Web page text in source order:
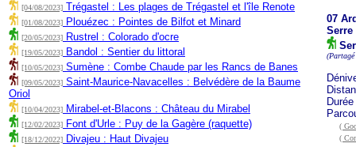
[04/08/2023] Trégastel : Les plages de Trégastel et l'île Renote
[01/08/2023] Plouézec : Pointes de Bilfot et Minard
[20/05/2023] Rustrel : Colorado d'ocre
[19/05/2023] Bandol : Sentier du littoral
[10/05/2023] Sumène : Combe Chaude par les Rancs de Banes
[09/05/2023] Saint-Maurice-Navacelles : Belvédère de la Baume
Oriol
[10/04/2023] Mirabel-et-Blacons : Château du Mirabel
[12/02/2023] Font d'Urle : Puy de la Gagère (raquette)
[18/12/2022] Divajeu : Haut Divajeu
07
Serre
(
(